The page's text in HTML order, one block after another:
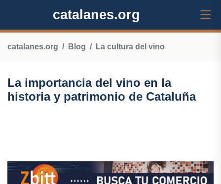
catalanes.org
catalanes.org Blog La cultura del vino
La importancia del vino en la
historia y patrimonio de Cataluña